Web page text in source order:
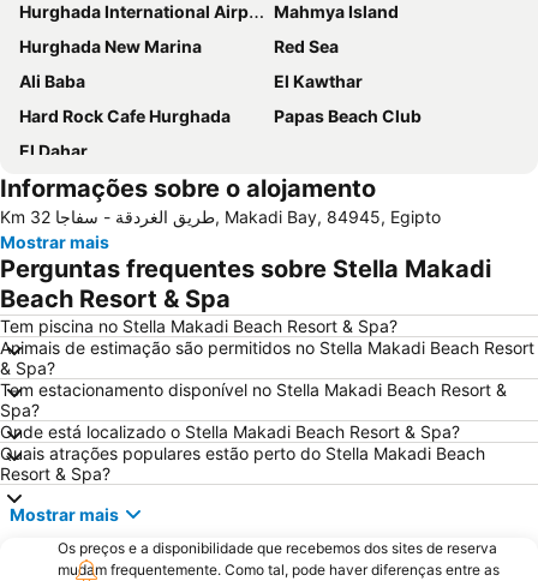
Hurghada International Airport
Mahmya Island
Hurghada New Marina
Red Sea
Ali Baba
El Kawthar
Hard Rock Cafe Hurghada
Papas Beach Club
El Dahar
Informações sobre o alojamento
Km 32 طريق الغردقة - سفاجا, Makadi Bay, 84945, Egipto
Mostrar mais
Perguntas frequentes sobre Stella Makadi
Beach Resort & Spa
Tem piscina no Stella Makadi Beach Resort & Spa?
Animais de estimação são permitidos no Stella Makadi Beach Resort
& Spa?
Tem estacionamento disponível no Stella Makadi Beach Resort &
Spa?
Onde está localizado o Stella Makadi Beach Resort & Spa?
Quais atrações populares estão perto do Stella Makadi Beach
Resort & Spa?
Mostrar mais
Os preços e a disponibilidade que recebemos dos sites de reserva
mudam frequentemente. Como tal, pode haver diferenças entre as